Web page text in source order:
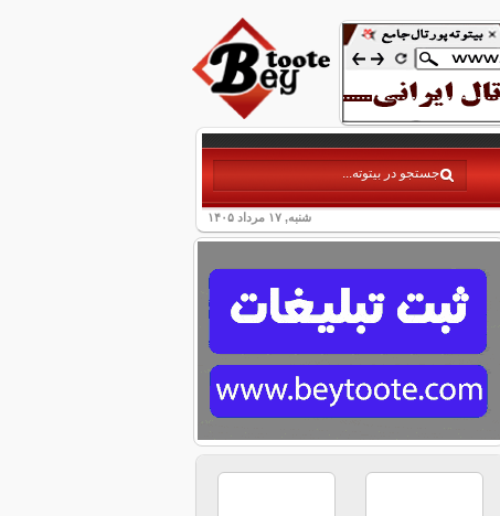
شنبه, ۱۷ مرداد ۱۴۰۵